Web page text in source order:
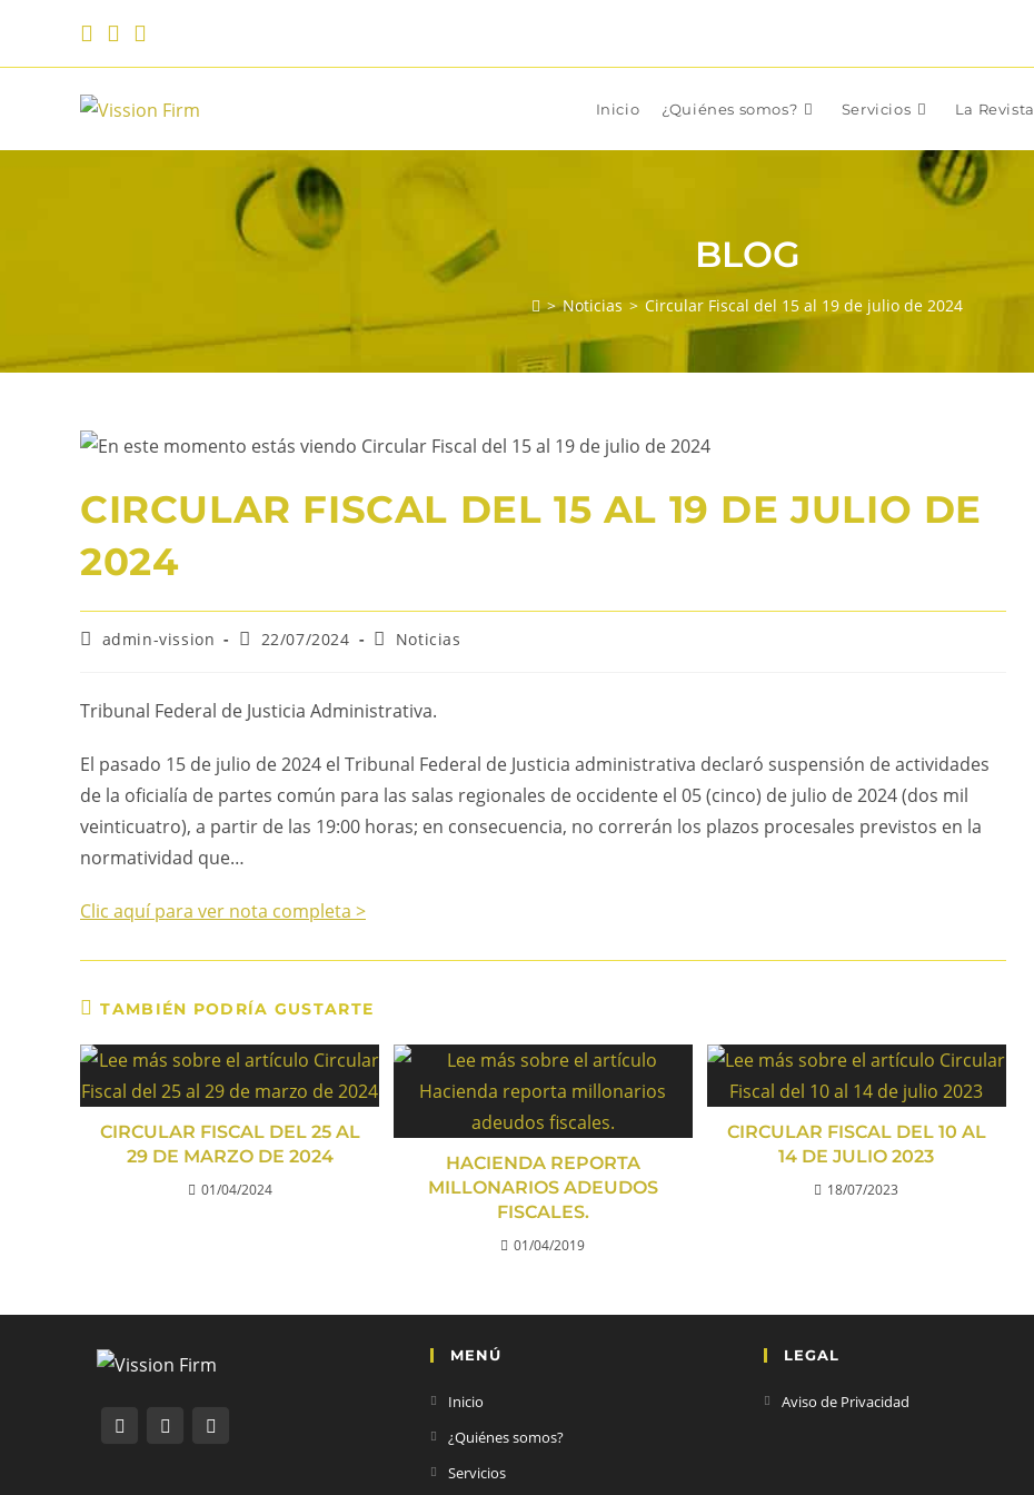
Inicio ¿Quiénes somos? Servicios La Revista
BLOG
> Noticias > Circular Fiscal del 15 al 19 de julio de 2024
CIRCULAR FISCAL DEL 15 AL 19 DE JULIO DE
2024
admin-vission 22/07/2024 Noticias
Tribunal Federal de Justicia Administrativa.
El pasado 15 de julio de 2024 el Tribunal Federal de Justicia administrativa declaró suspensión de actividades
de la oficialía de partes común para las salas regionales de occidente el 05 (cinco) de julio de 2024 (dos mil
veinticuatro), a partir de las 19:00 horas; en consecuencia, no correrán los plazos procesales previstos en la
normatividad que…
Clic aquí para ver nota completa >
TAMBIÉN PODRÍA GUSTARTE
CIRCULAR FISCAL DEL 25 AL
29 DE MARZO DE 2024
01/04/2024
HACIENDA REPORTA
MILLONARIOS ADEUDOS
FISCALES.
01/04/2019
CIRCULAR FISCAL DEL 10 AL
14 DE JULIO 2023
18/07/2023
MENÚ
Inicio
¿Quiénes somos?
Servicios
LEGAL
Aviso de Privacidad